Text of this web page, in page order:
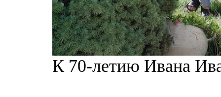
К 70-летию Ивана